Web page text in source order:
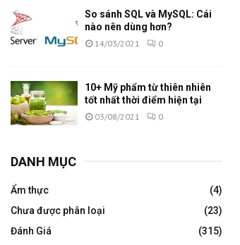
So sánh SQL và MySQL: Cái
nào nên dùng hơn?
14/03/2021 0
10+ Mỹ phẩm từ thiên nhiên
tốt nhất thời điểm hiện tại
03/08/2021 0
DANH MỤC
Ẩm thực
(4)
Chưa được phân loại
(23)
Đánh Giá
(315)